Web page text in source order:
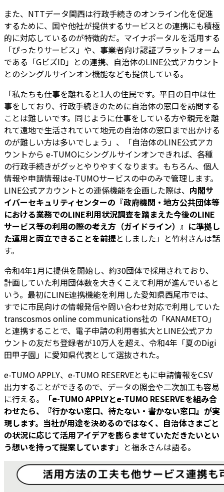
また、NTTデータ関西は行政手続きのオンライン化を促進
するために、国や他社が提供するサービスとの連携にも積極
的に対応しているのが特徴的だ。マイナポータルを活用する
「ぴったりサービス」や、事業者向け認証プラットフォーム
である「GビズID」との連携、自治体のLINE公式アカウント
とのシングルサインオン機能なども提供している。
「私たちも仕事を離れると1人の住民です。平日の日中は仕
事をしており、行政手続きのために自治体の窓口を訪問する
ことは難しいです。同じように仕事をしている方や親元を離
れて遠地で生活されていて地元の自治体の窓口まで出かける
のが難しい方は多いでしょう」、「自治体のLINE公式アカ
ウントから e-TUMOにシングルサインオンできれば、各種
の行政手続きがグッとやりやすくなります。もちろん、個人
情報や申請情報はe-TUMOサービスの中のみで管理します。
LINE公式アカウントとの連係機能を企画した際は、 内閣サ
イバーセキュリティセンターの『政府機関・地方公共団体等
における業務でのLINE利用状況調査を踏まえた今後のLINE
サービス等の利用の際の考え方（ガイドライン）』に準拠し
た運用と両立できることを前提としました」と竹村さんは話
す。
令和4年1月に提供を開始し、約30団体で採用されており、
計画していた利用団体数を大きくこえて利用が進んでいると
いう。最初にLINE連携機能を利用した愛知県西尾市では、
すでに市民向けの情報発信や問い合わせ対応で利用していた
transcosmos online communications社の「KANAMETO」
と連携することで、電子申請の利用者拡大とLINE公式アカ
ウントの友だち登録者が10万人を超え、令和4年「夏のDigi
田甲子園」に愛知県代表として選抜された。
e-TUMO APPLY、e-TUMO RESERVEともに申請情報をCSV
出力することができるので、データの照会や二次加工も容易
に行える。
「e-TUMO APPLYとe-TUMO RESERVEを組み合
わせたら、『行かない窓口、待たない・書かない窓口』が実
現します。当社が用途を決めるのではなく、自治体さまごと
の状況に応じて活用アイデアを膨らませていただきたいとい
う想いを持って提案しています」と福永さんは語る。